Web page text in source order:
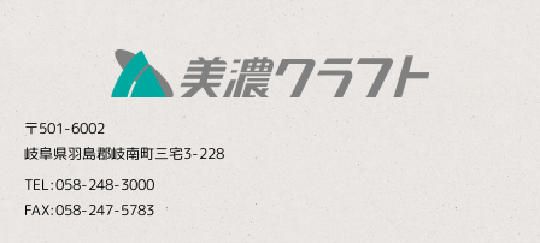
〒501-6002
岐阜県羽島郡岐南町三宅3-228
TEL:058-248-3000
FAX:058-247-5783